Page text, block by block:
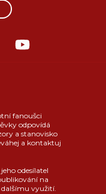
fanoušci
odpovídá
a stanovisko
a kontaktuj
odesílatel
na
využití.